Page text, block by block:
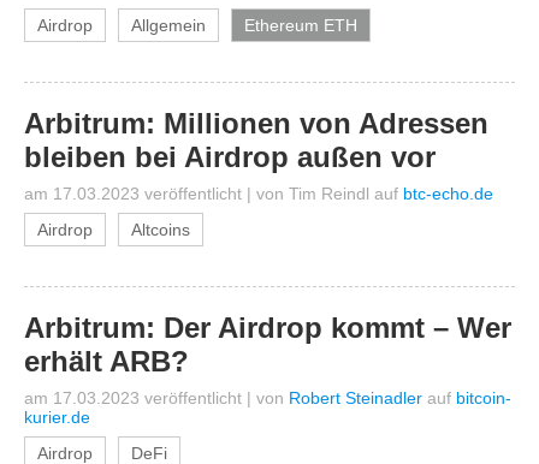
Airdrop
Allgemein Ethereum ETH
Arbitrum: Millionen von Adressen
bleiben bei Airdrop außen vor
am 17.03.2023 veröffentlicht | von Tim Reindl auf btc-echo.de
Airdrop
Altcoins
Arbitrum: Der Airdrop kommt – Wer
erhält ARB?
am 17.03.2023 veröffentlicht | von Robert Steinadler auf bitcoin-
kurier.de
Airdrop
DeFi